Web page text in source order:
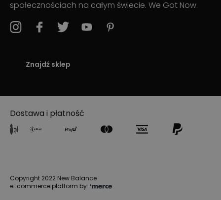
społecznościach na całym świecie. We Got Now.
Znajdź sklep
Dostawa i płatność
Copyright 2022 New Balance
e-commerce platform by: